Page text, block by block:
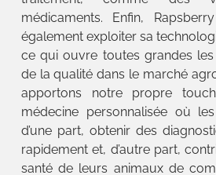
médicaments. Enfin,
également exploiter sa
ce qui ouvre toutes grandes
de la qualité dans le marché
apportons notre propre
médecine personnalisée où
d’une part, obtenir des
rapidement et, d’autre part,
santé de leurs animaux de